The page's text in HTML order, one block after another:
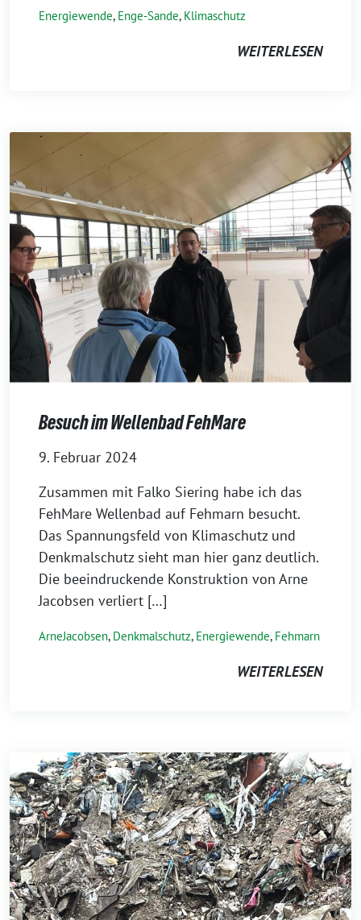
Energiewende, Enge-Sande, Klimaschutz
WEITERLESEN
Besuch im Wellenbad FehMare
9. Februar 2024
Zusammen mit Falko Siering habe ich das
FehMare Wellenbad auf Fehmarn besucht.
Das Spannungsfeld von Klimaschutz und
Denkmalschutz sieht man hier ganz deutlich.
Die beeindruckende Konstruktion von Arne
Jacobsen verliert […]
ArneJacobsen, Denkmalschutz, Energiewende, Fehmarn
WEITERLESEN